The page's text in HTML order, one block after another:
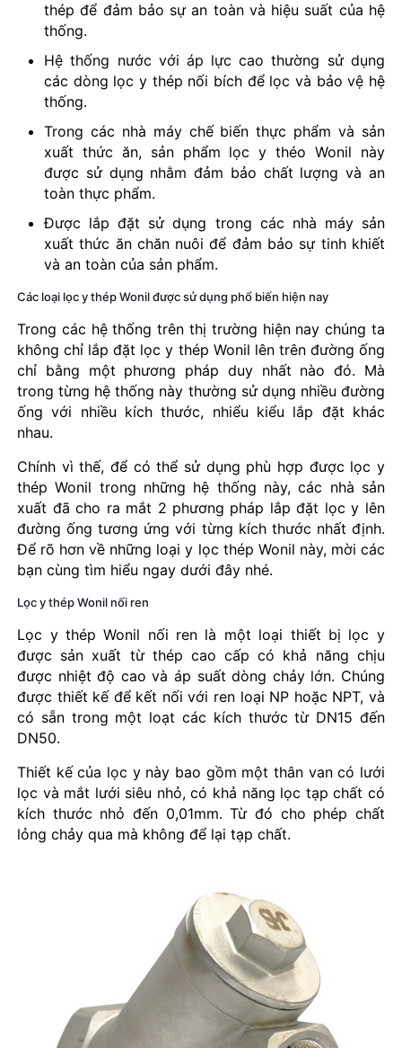
thép để đảm bảo sự an toàn và hiệu suất của hệ
thống.
Hệ thống nước với áp lực cao thường sử dụng
các dòng lọc y thép nối bích để lọc và bảo vệ hệ
thống.
Trong các nhà máy chế biến thực phẩm và sản
xuất thức ăn, sản phẩm lọc y théo Wonil này
được sử dụng nhằm đảm bảo chất lượng và an
toàn thực phẩm.
Được lắp đặt sử dụng trong các nhà máy sản
xuất thức ăn chăn nuôi để đảm bảo sự tinh khiết
và an toàn của sản phẩm.
Các loại lọc y thép Wonil được sử dụng phổ biến hiện nay
Trong các hệ thống trên thị trường hiện nay chúng ta
không chỉ lắp đặt lọc y thép Wonil lên trên đường ống
chỉ bằng một phương pháp duy nhất nào đó. Mà
trong từng hệ thống này thường sử dụng nhiều đường
ống với nhiều kích thước, nhiểu kiểu lắp đặt khác
nhau.
Chính vì thế, để có thể sử dụng phù hợp được lọc y
thép Wonil trong những hệ thống này, các nhà sản
xuất đã cho ra mắt 2 phương pháp lắp đặt lọc y lên
đường ống tương ứng với từng kích thước nhất định.
Để rõ hơn về những loại y lọc thép Wonil này, mời các
bạn cùng tìm hiểu ngay dưới đây nhé.
Lọc y thép Wonil nối ren
Lọc y thép Wonil nối ren là một loại thiết bị lọc y
được sản xuất từ thép cao cấp có khả năng chịu
được nhiệt độ cao và áp suất dòng chảy lớn. Chúng
được thiết kế để kết nối với ren loại NP hoặc NPT, và
có sẵn trong một loạt các kích thước từ DN15 đến
DN50.
Thiết kế của lọc y này bao gồm một thân van có lưới
lọc và mắt lưới siêu nhỏ, có khả năng lọc tạp chất có
kích thước nhỏ đến 0,01mm. Từ đó cho phép chất
lỏng chảy qua mà không để lại tạp chất.